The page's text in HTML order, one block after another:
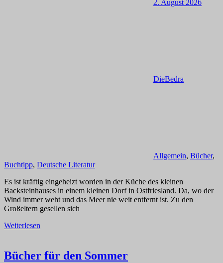
2. August 2026
DieBedra
Allgemein, Bücher,
Buchtipp, Deutsche Literatur
Es ist kräftig eingeheizt worden in der Küche des kleinen
Backsteinhauses in einem kleinen Dorf in Ostfriesland. Da, wo der
Wind immer weht und das Meer nie weit entfernt ist. Zu den
Großeltern gesellen sich
Weiterlesen
Bücher für den Sommer